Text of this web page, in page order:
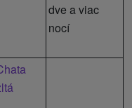
dve a viac
nocí